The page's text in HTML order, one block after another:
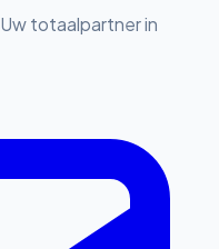
Uw totaalpartner in